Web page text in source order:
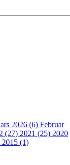
2026 (6) Februar
(27) 2021 (25) 2020
2015 (1)